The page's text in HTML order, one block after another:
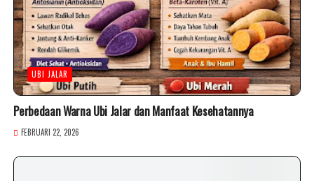
UBI JALAR
Perbedaan Warna Ubi Jalar dan Manfaat Kesehatannya
FEBRUARI 22, 2026